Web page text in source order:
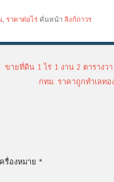
, ราคาต่อไร่ คั่นหน้า ลิงก์ถาวร
ขายที่ดิน 1 ไร่ 1 งาน 2 ตารางว
กทม. ราคาถูกทำเลทอ
รื่องหมาย *